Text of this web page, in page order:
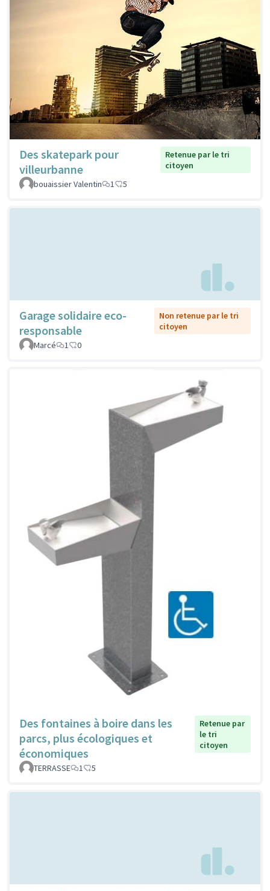
Des skatepark pour
villeurbanne
Retenue par le tri
citoyen
bouaissier Valentin
1 5
Garage solidaire eco-
responsable
Non retenue par le tri
citoyen
Marcé
1 0
Des fontaines à boire dans les
parcs, plus écologiques et
économiques
Retenue par
le tri
citoyen
TERRASSE 1 5